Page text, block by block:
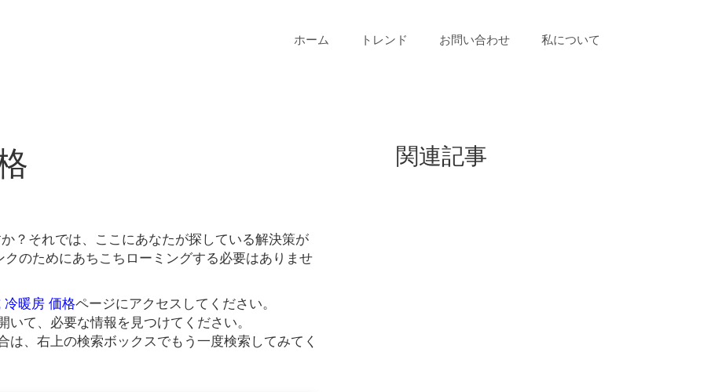
ホーム トレンド お問い合わせ 私について
？それでは、ここにあなたが探している解決策が
のためにあちこちローミングする必要はありませ
暖房 価格ページにアクセスしてください。
て、必要な情報を見つけてください。
は、右上の検索ボックスでもう一度検索してみてく
関連記事